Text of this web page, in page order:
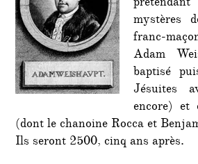
mystères
franc-
Adam
baptisé
Jésuites
encore) et
(dont le chanoine Rocca et
Ils seront 2500, cinq ans après.